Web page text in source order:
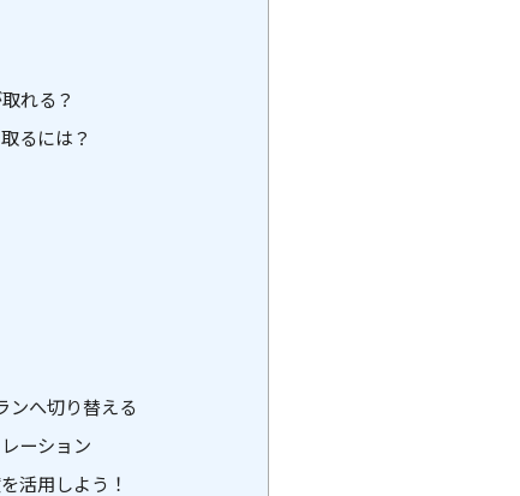
れる？
るには？
ンへ切り替える
ーション
活用しよう！